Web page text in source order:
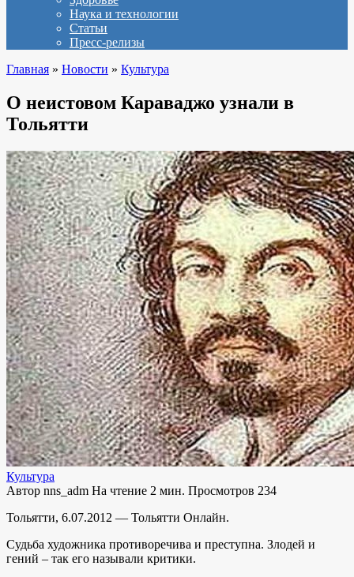
Наука и технологии
Статьи
Пресс-релизы
Главная » Новости » Культура
О неистовом Караваджо узнали в
Тольятти
Культура
Автор nns_adm На чтение 2 мин. Просмотров 234
Тольятти, 6.07.2012 — Тольятти Онлайн.
Судьба художника противоречива и преступна. Злодей и
гений – так его называли критики.